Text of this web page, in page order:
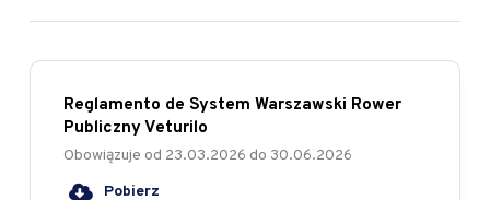
Reglamento de System Warszawski Rower
Publiczny Veturilo
Obowiązuje od 23.03.2026 do 30.06.2026
Pobierz